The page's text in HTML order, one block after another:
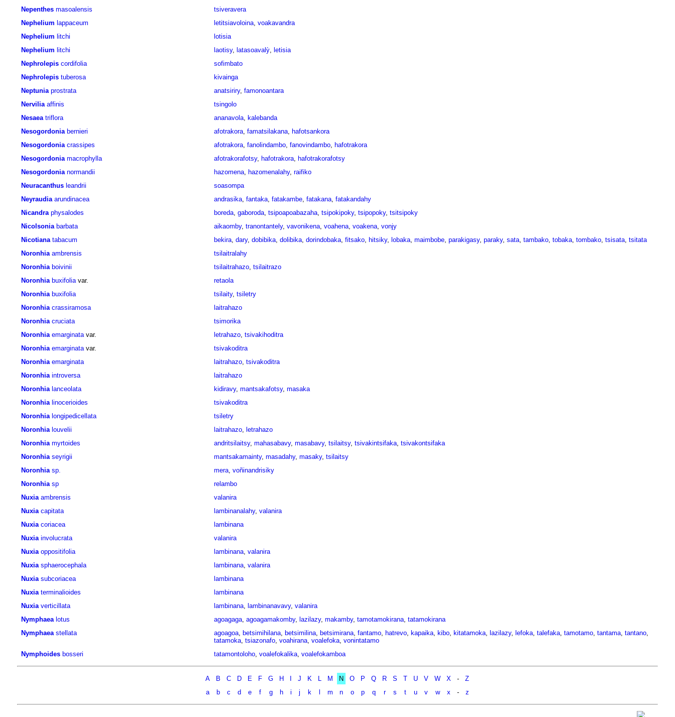
Nepenthes masoalensis
tsiveravera
Nephelium lappaceum letitsiavoloina, voakavandra
Nephelium litchi
lotisia
Nephelium litchi laotisy, latasoavalỳ, letisia
Nephrolepis cordifolia
sofimbato
Nephrolepis tuberosa
kivainga
Neptunia prostrata anatsiriry, famonoantara
Nervilia affinis
tsingolo
Nesaea triflora ananavola, kalebanda
Nesogordonia bernieri afotrakora, famatsilakana, hafotsankora
Nesogordonia crassipes afotrakora, fanolindambo, fanovindambo, hafotrakora
Nesogordonia macrophylla afotrakorafotsy, hafotrakora, hafotrakorafotsy
Nesogordonia normandii hazomena, hazomenalahy, raifiko
Neuracanthus leandrii
soasompa
Neyraudia arundinacea andrasika, fantaka, fatakambe, fatakana, fatakandahy
Nicandra physalodes boreda, gaboroda, tsipoapoabazaha, tsipokipoky, tsipopoky, tsitsipoky
Nicolsonia barbata aikaomby, tranontantely, vavonikena, voahena, voakena, vonjy
Nicotiana tabacum bekira, dary, dobibika, dolibika, dorindobaka, fitsako, hitsiky, lobaka, maimbobe, parakigasy, paraky, sata, tambako, tobaka, tombako, tsisata, tsitata
Noronhia ambrensis
tsilaitralahy
Noronhia boivinii tsilaitrahazo, tsilaitrazo
Noronhia buxifoliavar.
retaola
Noronhia buxifolia tsilaity, tsiletry
Noronhia crassiramosa
laitrahazo
Noronhia cruciata
tsimorika
Noronhia emarginatavar. letrahazo, tsivakihoditra
Noronhia emarginatavar.
tsivakoditra
Noronhia emarginata laitrahazo, tsivakoditra
Noronhia introversa
laitrahazo
Noronhia lanceolata kidiravy, mantsakafotsy, masaka
Noronhia linocerioides
tsivakoditra
Noronhia longipedicellata
tsiletry
Noronhia louvelii laitrahazo, letrahazo
Noronhia myrtoides andritsilaitsy, mahasabavy, masabavy, tsilaitsy, tsivakintsifaka, tsivakontsifaka
Noronhia seyrigii mantsakamainty, masadahy, masaky, tsilaitsy
Noronhia sp. mera, voñinandrisiky
Noronhia sp
relambo
Nuxia ambrensis
valanira
Nuxia capitata lambinanalahy, valanira
Nuxia coriacea
lambinana
Nuxia involucrata
valanira
Nuxia oppositifolia lambinana, valanira
Nuxia sphaerocephala lambinana, valanira
Nuxia subcoriacea
lambinana
Nuxia terminalioides
lambinana
Nuxia verticillata lambinana, lambinanavavy, valanira
Nymphaea lotus agoagaga, agoagamakomby, lazilazy, makamby, tamotamokirana, tatamokirana
Nymphaea stellata agoagoa, betsimihilana, betsimilina, betsimirana, fantamo, hatrevo, kapaika, kibo, kitatamoka, lazilazy, lefoka, talefaka, tamotamo, tantama, tantano,
tatamoka, tsiazonafo, voahirana, voalefoka, vonintatamo
Nymphoides bosseri tatamontoloho, voalefokalika, voalefokamboa
A B C D E F G H J K L M N O P Q R S T U V W X -
Z
a
b c d e f g h i j k m n o p q r s t u v w x - z